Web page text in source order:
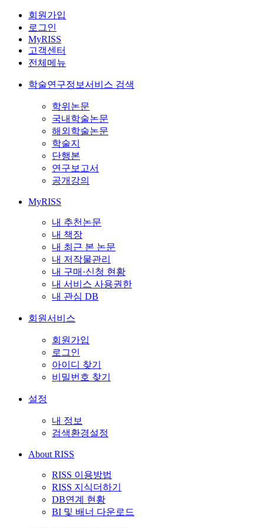
회원가입
로그인
MyRISS
고객센터
전체메뉴
학술연구정보서비스 검색
학위논문
국내학술논문
해외학술논문
학술지
단행본
연구보고서
공개강의
MyRISS
내 추천논문
내 책장
내 최근 본 논문
내 저작물관리
내 구매·신청 현황
내 서비스 사용권한
내 관심 DB
회원서비스
회원가입
로그인
아이디 찾기
비밀번호 찾기
설정
내 정보
검색환경설정
About RISS
RISS 이용방법
RISS 지식더하기
DB연계 현황
BI 및 배너 다운로드